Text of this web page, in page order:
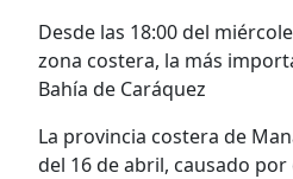
Desde las 18:00 del
zona costera, la más
Bahía de Caráquez
La provincia costera de
del 16 de abril, causado